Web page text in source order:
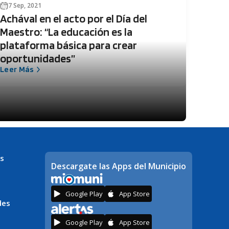
7 Sep, 2021
Achával en el acto por el Día del
Maestro: “La educación es la
plataforma básica para crear
oportunidades”
Leer Más
Descargate las Apps del Municipio
Google Play App Store
Google Play App Store